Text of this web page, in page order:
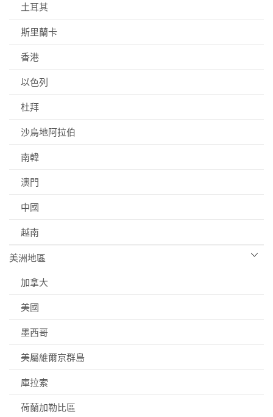
土耳其
斯里蘭卡
香港
以色列
杜拜
沙烏地阿拉伯
南韓
澳門
中國
越南
美洲地區
加拿大
美國
墨西哥
美屬維爾京群島
庫拉索
荷蘭加勒比區